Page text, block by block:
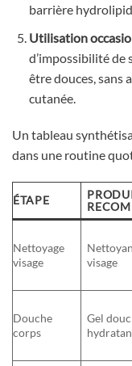
barrière
Utilisation
d’impossibilité de
être douces, sans
cutanée.
Un tableau
dans une routine
ÉTAPE
Nettoyage
visage
visage
Douche
corps
Gel